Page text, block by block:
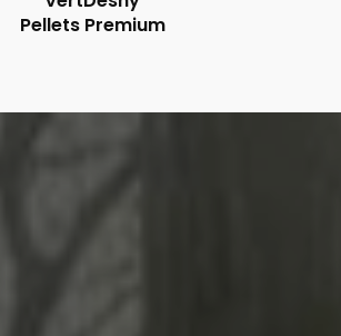
Pellets Premium